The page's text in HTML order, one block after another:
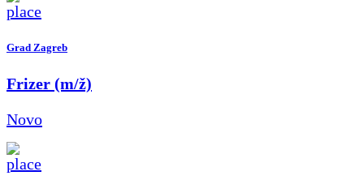
Grad Zagreb
Frizer (m/ž)
Novo